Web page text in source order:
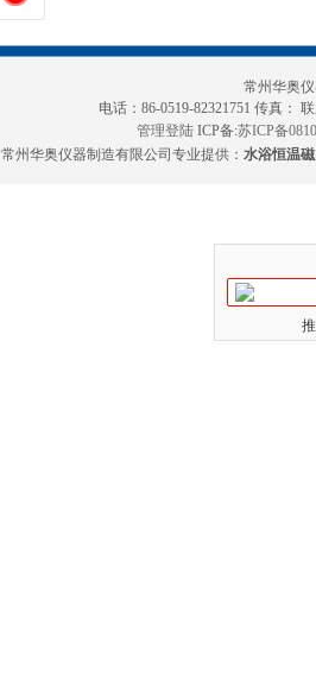
常州华奥
电话：86-0519-82321751 传真：
管理登陆 ICP备:苏ICP备
常州华奥仪器制造有限公司专业提供： 水浴恒温